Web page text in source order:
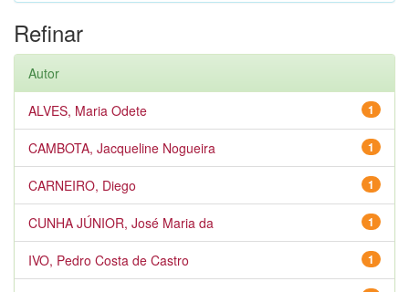
Refinar
Autor
1
ALVES, Maria Odete
1
CAMBOTA, Jacqueline Nogueira
1
CARNEIRO, Diego
1
CUNHA JÚNIOR, José Maria da
1
IVO, Pedro Costa de Castro